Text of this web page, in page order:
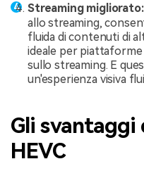
Streaming migliorato:
allo streaming,
fluida di contenuti di
ideale per piattaforme
sullo streaming. E
un'esperienza visiva
Gli
HEVC